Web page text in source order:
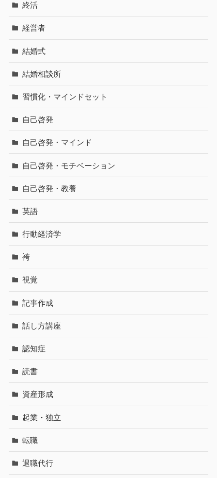
終活
経営者
結婚式
結婚相談所
習慣化・マインドセット
自己啓発
自己啓発・マインド
自己啓発・モチベーション
自己啓発・教養
英語
行動経済学
袴
視覚
記事作成
話し方講座
認知症
読書
資産形成
起業・独立
転職
退職代行